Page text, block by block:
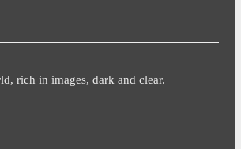
rich in images, dark and clear.